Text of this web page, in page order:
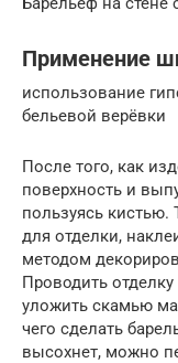
Применение
использование
бельевой верёвки
После того, как
поверхность и
пользуясь
для отделки,
методом
Проводить
уложить скамью
чего сделать
высохнет, можно